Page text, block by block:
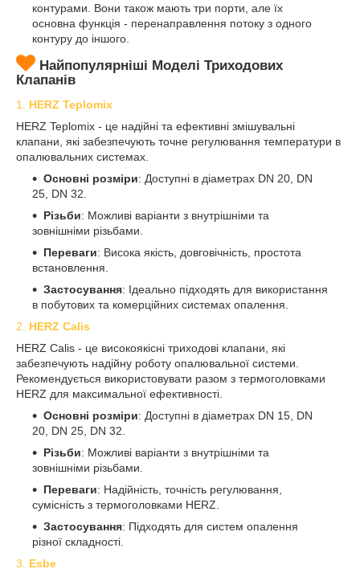
контурами. Вони також мають три порти, але їх
основна функція - перенаправлення потоку з одного
контуру до іншого.
Найпопулярніші Моделі Триходових
Клапанів
1. HERZ Teplomix
HERZ Teplomix - це надійні та ефективні змішувальні
клапани, які забезпечують точне регулювання температури в
опалювальних системах.
Основні розміри: Доступні в діаметрах DN 20, DN
25, DN 32.
Різьби: Можливі варіанти з внутрішніми та
зовнішніми різьбами.
Переваги: Висока якість, довговічність, простота
встановлення.
Застосування: Ідеально підходять для використання
в побутових та комерційних системах опалення.
2. HERZ Calis
HERZ Calis - це високоякісні триходові клапани, які
забезпечують надійну роботу опалювальної системи.
Рекомендується використовувати разом з термоголовками
HERZ для максимальної ефективності.
Основні розміри: Доступні в діаметрах DN 15, DN
20, DN 25, DN 32.
Різьби: Можливі варіанти з внутрішніми та
зовнішніми різьбами.
Переваги: Надійність, точність регулювання,
сумісність з термоголовками HERZ.
Застосування: Підходять для систем опалення
різної складності.
3. Esbe